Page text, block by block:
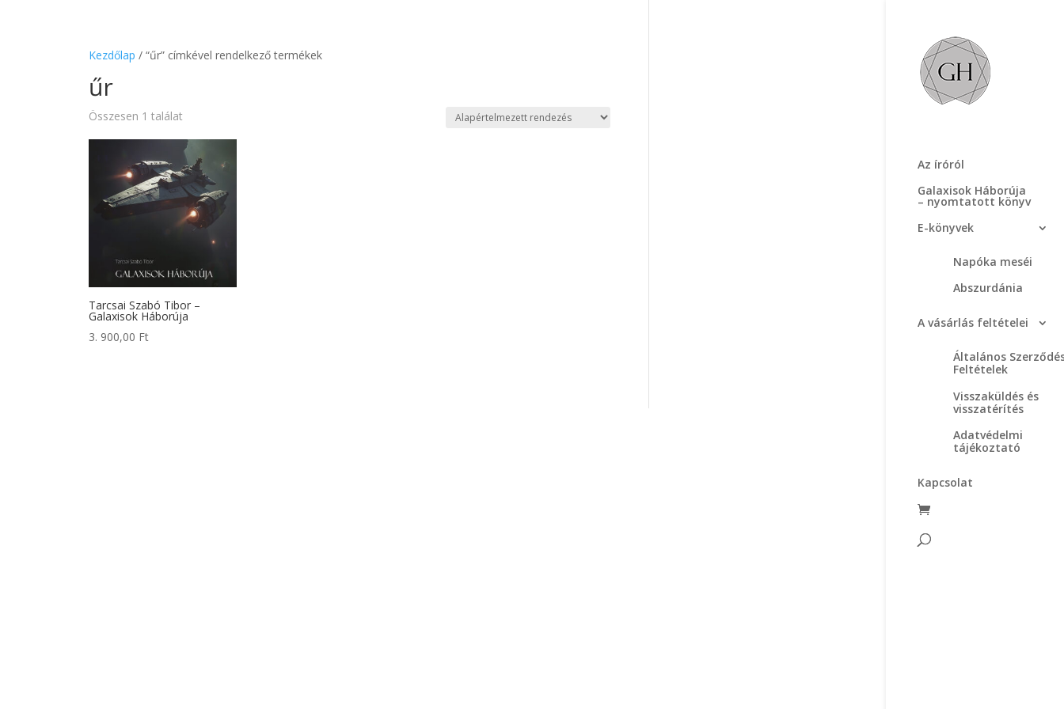
Az íróról
Galaxisok Háborúja
– nyomtatott könyv
E-könyvek
Napóka meséi
Abszurdánia
A vásárlás feltételei
Általános
Feltételek
Visszaküldés és
visszatérítés
Adatvédelmi
tájékoztató
Kapcsolat
Kezdőlap / “űr” címkével rendelkező termékek
űr
Összesen 1 találat
Tarcsai Szabó Tibor –
Galaxisok Háborúja
3. 900,00 Ft